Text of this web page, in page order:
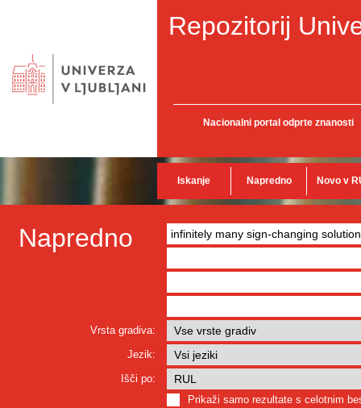
Repozitorij
Nacionalni portal odprte znanosti
Iskanje Napredno Novo v
Napredno
Vrsta gradiva:
Jezik:
Išči po:
Prikaži samo rezultate s celotnim